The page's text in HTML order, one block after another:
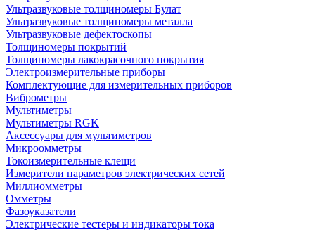
Ультразвуковые толщиномеры Булат
Ультразвуковые толщиномеры металла
Ультразвуковые дефектоскопы
Толщиномеры покрытий
Толщиномеры лакокрасочного покрытия
Электроизмерительные приборы
Комплектующие для измерительных приборов
Виброметры
Мультиметры
Мультиметры RGK
Аксессуары для мультиметров
Микроомметры
Токоизмерительные клещи
Измерители параметров электрических сетей
Миллиомметры
Омметры
Фазоуказатели
Электрические тестеры и индикаторы тока